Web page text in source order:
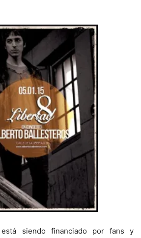
está siendo financiado por fans y